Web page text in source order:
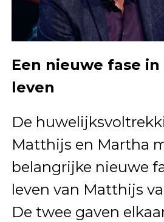
Een nieuwe fase in
leven
De
Matthijs en Martha
belangrijke nieuwe
leven van Matthijs
De twee gaven